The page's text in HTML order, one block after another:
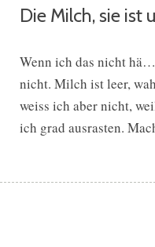
Die Milch, sie ist
Wenn ich das nicht
nicht. Milch ist leer,
weiss ich aber nicht,
ich grad ausrasten.